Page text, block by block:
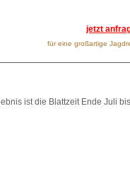
jetzt
für eine großartige
ist die Blattzeit Ende Juli bis